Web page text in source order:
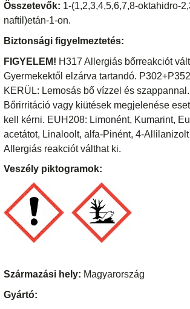
Összetevők: 1-(1,2,3,4,5,6,7,8-oktahidro-
naftil)etán-1-on.
Biztonsági figyelmeztetés:
FIGYELEM! H317 Allergiás bőrreakciót
Gyermekektől elzárva tartandó.
KERÜL: Lemosás bő vízzel és
Bőrirritáció vagy kiütések megjelenése
kell kérni. EUH208: Limonént, Kumarint,
acetátot, Linaloolt, alfa-Pinént, 4-Allilanizolt
Allergiás reakciót válthat ki.
Veszély piktogramok:
Származási hely: Magyarország
Gyártó: